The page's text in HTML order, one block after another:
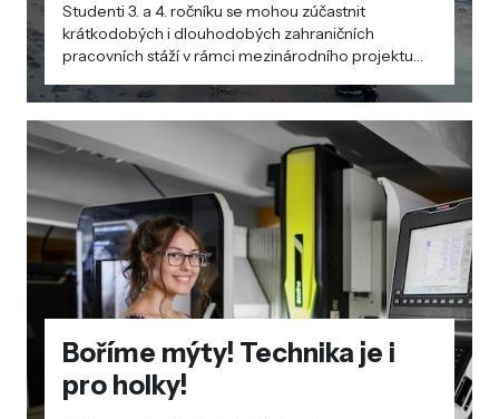
Studenti 3. a 4. ročníku se mohou zúčastnit
krátkodobých i dlouhodobých zahraničních
pracovních stáží v rámci mezinárodního projektu
školního roku 2018/2019.
Boříme mýty! Technika je i
pro holky!